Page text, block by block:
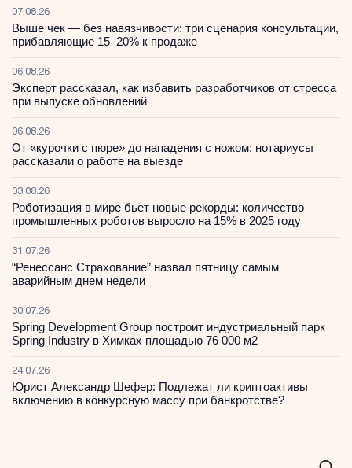
07.08.26
Выше чек — без навязчивости: три сценария консультации,
прибавляющие 15–20% к продаже
06.08.26
Эксперт рассказал, как избавить разработчиков от стресса
при выпуске обновлений
06.08.26
От «курочки с пюре» до нападения с ножом: нотариусы
рассказали о работе на выезде
03.08.26
Роботизация в мире бьет новые рекорды: количество
промышленных роботов выросло на 15% в 2025 году
31.07.26
“Ренессанс Страхование” назвал пятницу самым
аварийным днем недели
30.07.26
Spring Development Group построит индустриальный парк
Spring Industry в Химках площадью 76 000 м2
24.07.26
Юрист Александр Шефер: Подлежат ли криптоактивы
включению в конкурсную массу при банкротстве?